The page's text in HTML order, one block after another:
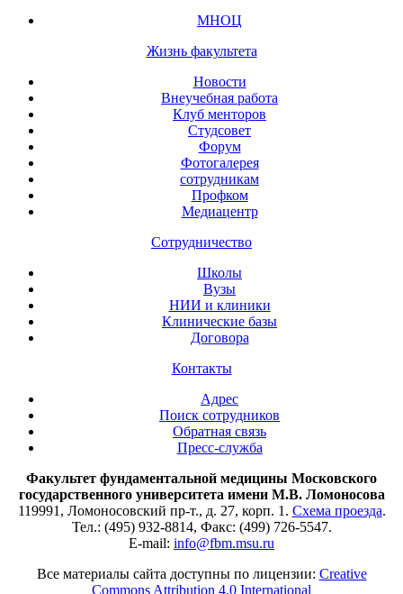
МНОЦ
Жизнь факультета
Новости
Внеучебная работа
Клуб менторов
Студсовет
Форум
Фотогалерея
сотрудникам
Профком
Медиацентр
Сотрудничество
Школы
Вузы
НИИ и клиники
Клинические базы
Договора
Контакты
Адрес
Поиск сотрудников
Обратная связь
Пресс-служба
Факультет фундаментальной медицины Московского
государственного университета имени М.В. Ломоносова
119991, Ломоносовский пр-т., д. 27, корп. 1. Схема проезда.
Тел.: (495) 932-8814, Факс: (499) 726-5547.
E-mail: info@fbm.msu.ru
Все материалы сайта доступны по лицензии: Creative
Commons Attribution 4.0 International